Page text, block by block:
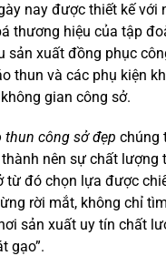
nay được thiết kế với
thương hiệu của tập
sản xuất đồng phục
thun và các phụ kiện
gian công sở.
thun công sở đẹp chúng
nên sự chất lượng
từ đó chọn lựa được
rời mắt, không chỉ
sản xuất uy tín chất
gạo”.